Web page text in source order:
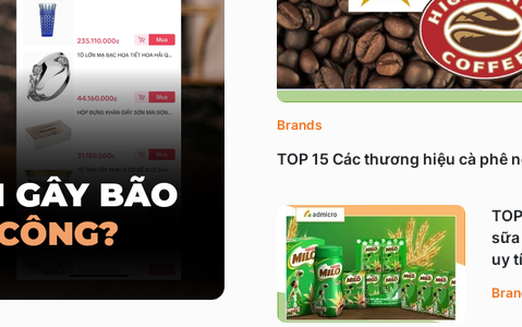
TOP 15 Các thương hiệu cà phê
Brands
sữa
uy